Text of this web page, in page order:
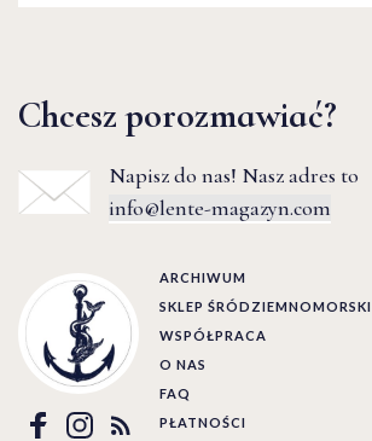
Chcesz porozmawiać?
Napisz do nas! Nasz adres to
info@lente-magazyn.com
ARCHIWUM
SKLEP ŚRÓDZIEMNOMORSKI
WSPÓŁPRACA
O NAS
FAQ
PŁATNOŚCI